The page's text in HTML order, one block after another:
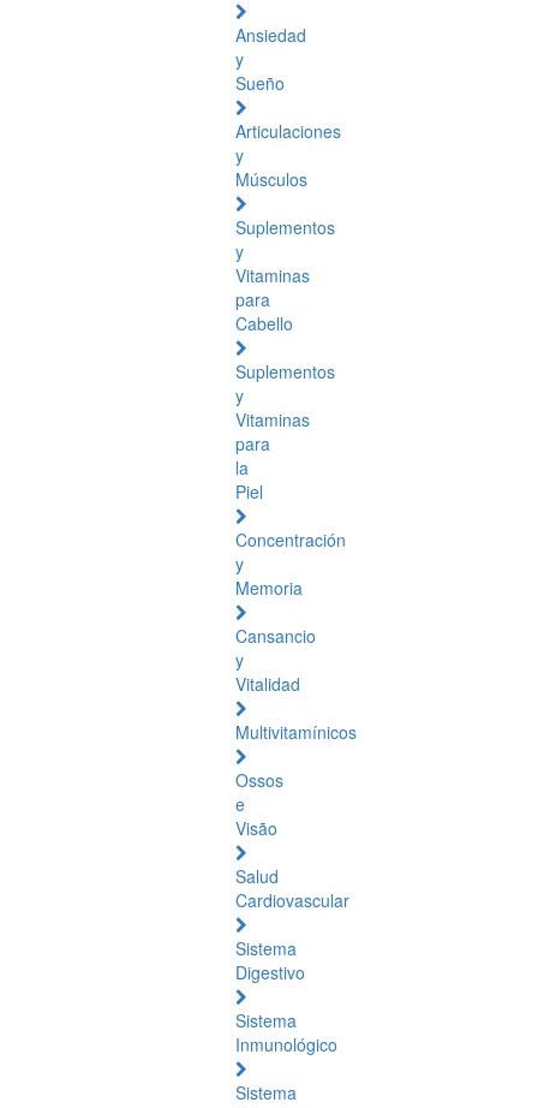
Ansiedad
y
Sueño
Articulaciones
y
Músculos
Suplementos
y
Vitaminas
para
Cabello
Suplementos
y
Vitaminas
para
la
Piel
Concentración
y
Memoria
Cansancio
y
Vitalidad
Multivitamínicos
Ossos
e
Visão
Salud
Cardiovascular
Sistema
Digestivo
Sistema
Inmunológico
Sistema